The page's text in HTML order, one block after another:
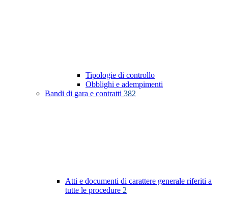
Tipologie di controllo
Obblighi e adempimenti
Bandi di gara e contratti 382
Atti e documenti di carattere generale riferiti a
tutte le procedure 2